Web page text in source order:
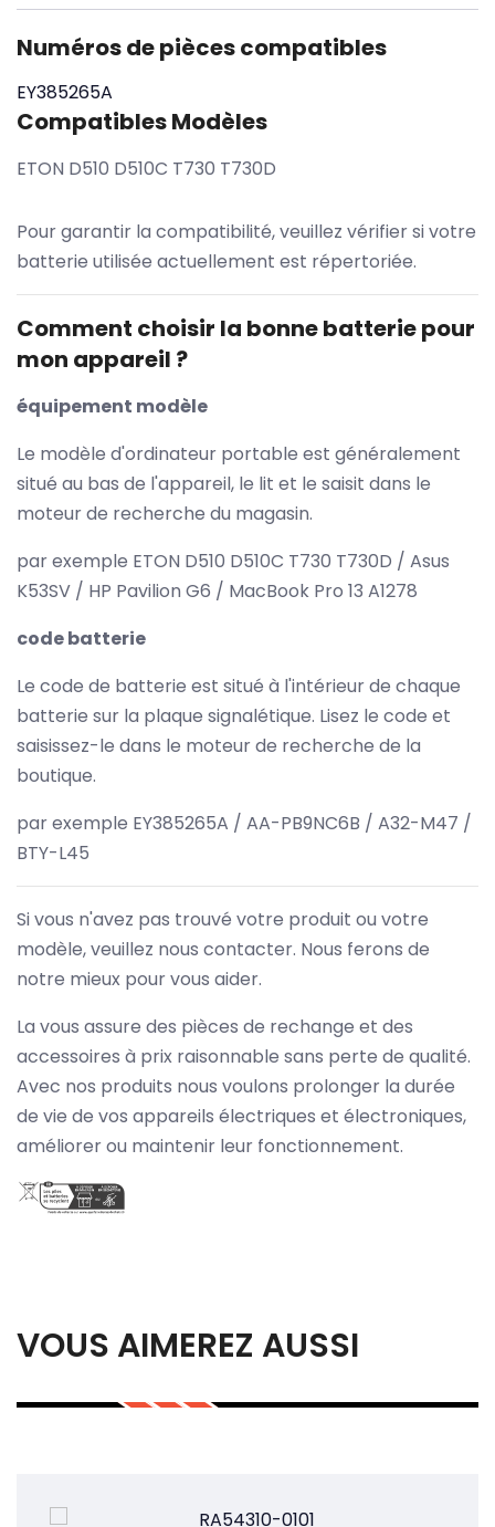
Numéros de pièces compatibles
EY385265A
Compatibles Modèles
ETON D510 D510C T730 T730D
Pour garantir la compatibilité, veuillez vérifier si votre
batterie utilisée actuellement est répertoriée.
Comment choisir la bonne batterie pour
mon appareil ?
équipement modèle
Le modèle d'ordinateur portable est généralement
situé au bas de l'appareil, le lit et le saisit dans le
moteur de recherche du magasin.
par exemple ETON D510 D510C T730 T730D / Asus
K53SV / HP Pavilion G6 / MacBook Pro 13 A1278
code batterie
Le code de batterie est situé à l'intérieur de chaque
batterie sur la plaque signalétique. Lisez le code et
saisissez-le dans le moteur de recherche de la
boutique.
par exemple EY385265A / AA-PB9NC6B / A32-M47 /
BTY-L45
Si vous n'avez pas trouvé votre produit ou votre
modèle, veuillez nous contacter. Nous ferons de
notre mieux pour vous aider.
La vous assure des pièces de rechange et des
accessoires à prix raisonnable sans perte de qualité.
Avec nos produits nous voulons prolonger la durée
de vie de vos appareils électriques et électroniques,
améliorer ou maintenir leur fonctionnement.
VOUS AIMEREZ AUSSI